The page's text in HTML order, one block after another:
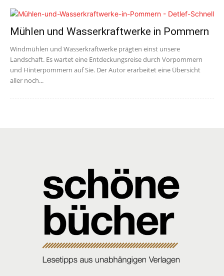
Mühlen und Wasserkraftwerke in Pommern
Windmühlen und Wasserkraftwerke prägten einst unsere
Landschaft. Es wartet eine Entdeckungsreise durch Vorpommern
und Hinterpommern auf Sie. Der Autor erarbeitet eine Übersicht
aller noch...